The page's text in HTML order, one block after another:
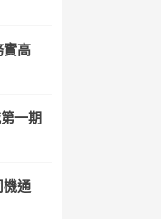
實高
一期
機通